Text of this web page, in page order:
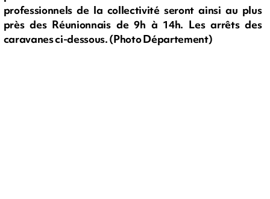
professionnels de la collectivité seront ainsi au plus
près des Réunionnais de 9h à 14h. Les arrêts des
caravanes ci-dessous. (Photo Département)